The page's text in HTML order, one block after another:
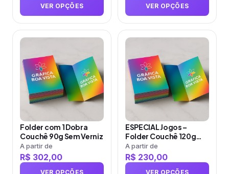
VER OPÇÕES
página
do
produto
VER OPÇÕES
página
do
produto
Folder com 1 Dobra
Couchê 90g Sem Verniz
A partir de
R$ 302,00
VER OPÇÕES
Este
produto
tem
várias
variantes.
opções
podem
ser
escolhidas
ESPECIAL Jogos –
Folder Couchê 120g
Sem Verniz
A partir de
R$ 230,00
VER OPÇÕES
Este
produto
tem
várias
variantes.
opções
podem
ser
escolhidas